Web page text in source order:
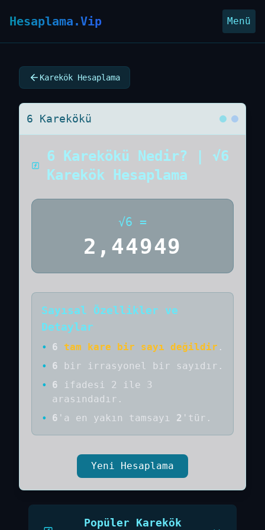
Hesaplama.Vip Menü
Karekök Hesaplama
6 Karekökü
6 Karekökü Nedir? | √6
Karekök Hesaplama
√6 =
2,44949
Sayısal Özellikler ve
Detaylar
• 6 tam kare bir sayı değildir .
•
6 bir irrasyonel bir sayıdır .
•
6
ifadesi 2 ile 3
arasındadır.
•
6 'a en yakın tamsayı 2 'tür.
Yeni Hesaplama
Popüler Karekök